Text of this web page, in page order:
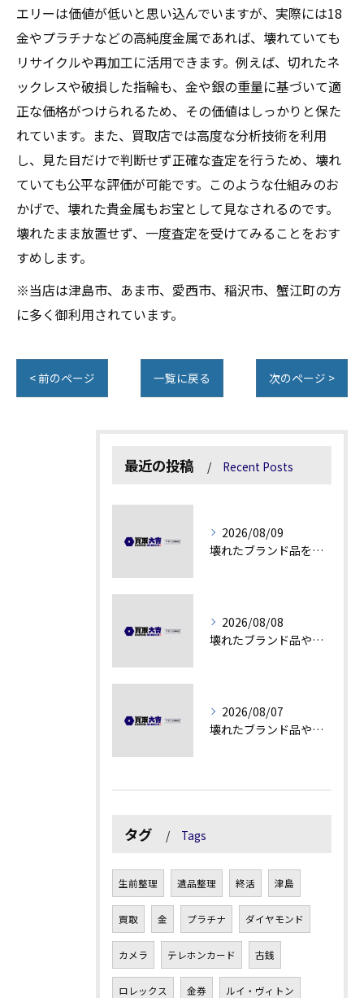
エリーは価値が低いと思い込んでいますが、実際には18
金やプラチナなどの高純度金属であれば、壊れていても
リサイクルや再加工に活用できます。例えば、切れたネ
ックレスや破損した指輪も、金や銀の重量に基づいて適
正な価格がつけられるため、その価値はしっかりと保た
れています。また、買取店では高度な分析技術を利用
し、見た目だけで判断せず正確な査定を行うため、壊れ
ていても公平な評価が可能です。このような仕組みのお
かげで、壊れた貴金属もお宝として見なされるのです。
壊れたまま放置せず、一度査定を受けてみることをおす
すめします。
※当店は津島市、あま市、愛西市、稲沢市、蟹江町の方
に多く御利用されています。
< 前のページ 一覧に戻る 次のページ >
最近の投稿 Recent Posts
2026/08/09
壊れたブランド品を高額査定に変える秘訣
2026/08/08
壊れたブランド品や汚れアクセサリーの買取価値解説
2026/08/07
壊れたブランド品や古物の価値を見極める秘訣
タグ Tags
生前整理 遺品整理 終活 津島
買取 金 プラチナ ダイヤモンド
カメラ テレホンカード 古銭
ロレックス 金券 ルイ・ヴィトン